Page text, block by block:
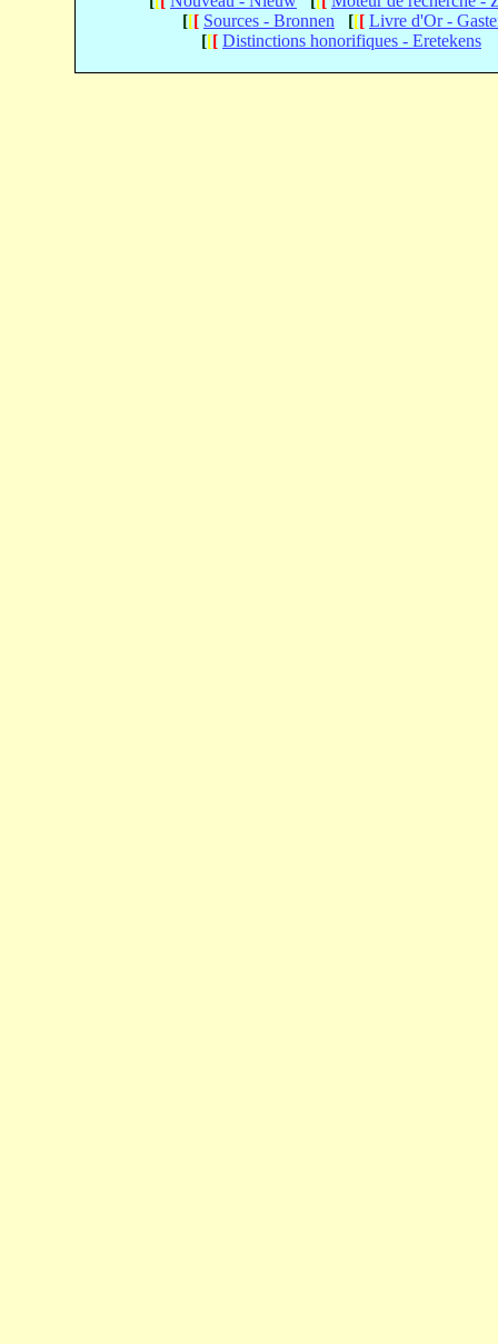
[[[ Sources - Bronnen [[[ Livre d'Or -
[[[ Distinctions honorifiques - Eretekens